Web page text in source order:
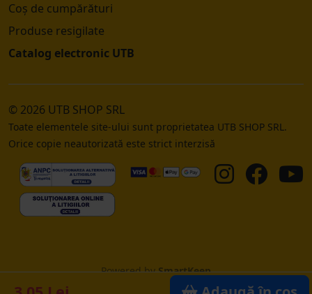
Coș de cumpărături
Produse resigilate
Catalog electronic UTB
© 2026 UTB SHOP SRL
Toate elementele site-ului sunt proprietatea UTB SHOP SRL.
Orice copie neautorizată este strict interzisă
Powered bySmartKeep